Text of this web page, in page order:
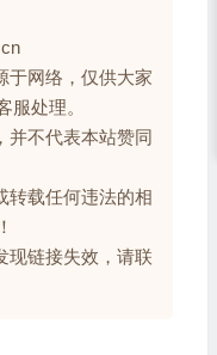
于网络，仅供大家
服处理。
并不代表本站赞同
转载任何违法的相
现链接失效，请联